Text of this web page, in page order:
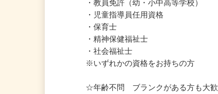
要普通免許（AT限定可）及び、下
・教員免許（幼・小中高等学校）
・児童指導員任用資格
・保育士
・精神保健福祉士
※いずれかの資格をお持ちの方